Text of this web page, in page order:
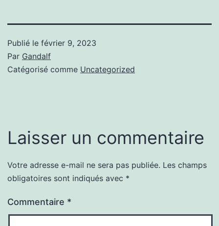
Publié le février 9, 2023
Par Gandalf
Catégorisé comme Uncategorized
Laisser un commentaire
Votre adresse e-mail ne sera pas publiée. Les champs
obligatoires sont indiqués avec *
Commentaire *